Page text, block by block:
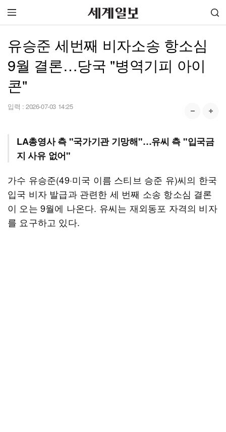
유승준 세번째 비자소송 항소심
9월 결론…당국 "병역기피 아이
콘"
입력 : 2026-07-03 14:25
LA총영사 측 "국가기관 기망해"…유씨 측 "입국금
지 사유 없어"
가수 유승준(49·미국 이름 스티브 승준 유)씨의 한국
입국 비자 발급과 관련한 세 번째 소송 항소심 결론
이 오는 9월에 나온다. 유씨는 재외동포 자격의 비자
를 요구하고 있다.